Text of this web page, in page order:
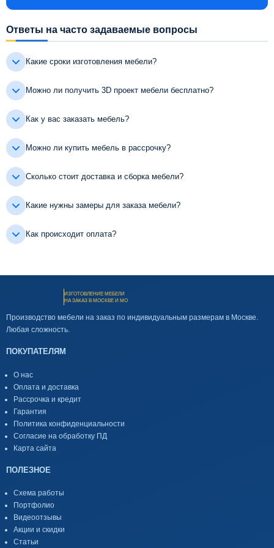
Ответы на часто задаваемые вопросы
Какие сроки изготовления мебели?
Можно ли получить 3D проект мебели бесплатно?
Как у вас заказать мебель?
Можно ли купить мебель в рассрочку?
Сколько стоит доставка и сборка мебели?
Какие нужны замеры для заказа мебели?
Как происходит оплата?
ИЗГОТОВЛЕНИЕ МЕБЕЛИ
НА ЗАКАЗ В МОСКВЕ И МО
Производство мебели на заказ по индивидуальным размерам в Москве.
Любая сложность.
ПОКУПАТЕЛЯМ
О нас
Оплата и доставка
Рассрочка и кредит
Гарантия
Политика конфиденциальности
Согласие на обработку ПД
Карта сайта
ПОЛЕЗНОЕ
Схема работы
Портфолио
Видеоотзывы
Акции и скидки
Статьи